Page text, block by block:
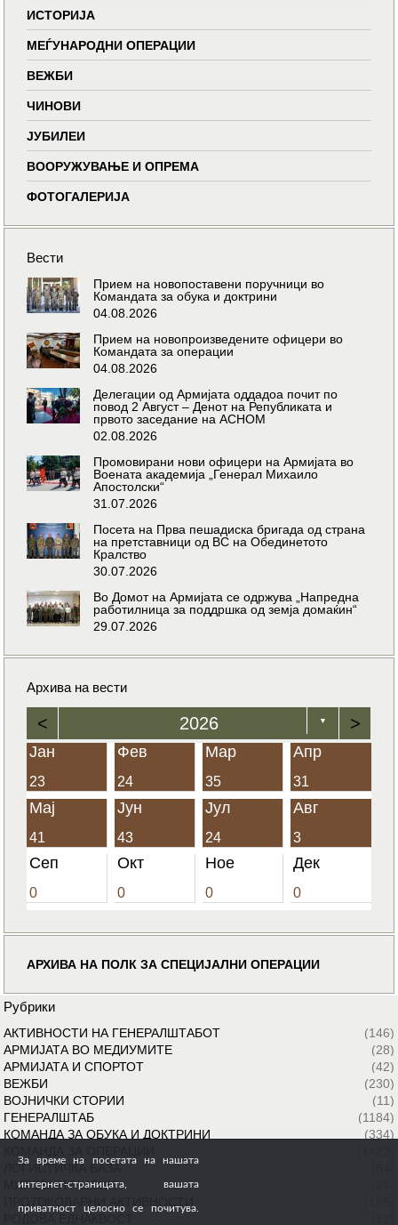
ИСТОРИЈА
МЕЃУНАРОДНИ ОПЕРАЦИИ
ВЕЖБИ
ЧИНОВИ
ЈУБИЛЕИ
ВООРУЖУВАЊЕ И ОПРЕМА
ФОТОГАЛЕРИЈА
Вести
Прием на новопоставени поручници во
Командата за обука и доктрини
04.08.2026
Прием на новопроизведените офицери во
Командата за операции
04.08.2026
Делегации од Армијата оддадоа почит по
повод 2 Август – Денот на Републиката и
првото заседание на АСНОМ
02.08.2026
Промовирани нови офицери на Армијата во
Воената академија „Генерал Михаило
Апостолски“
31.07.2026
Посета на Прва пешадиска бригада од страна
на претставници од ВС на Обединетото
Кралство
30.07.2026
Во Домот на Армијата се одржува „Напредна
работилница за поддршка од земја домаќин“
29.07.2026
Архива на вести
< 2026 ▼ >
Јан
23
Фев
24
Мар
35
Апр
31
Мај
41
Јун
43
Јул
24
Авг
3
Сеп
0
Окт
0
Ное
0
Дек
0
АРХИВА НА ПОЛК ЗА СПЕЦИЈАЛНИ ОПЕРАЦИИ
Рубрики
АКТИВНОСТИ НА ГЕНЕРАЛШТАБОТ
(146)
АРМИЈАТА ВО МЕДИУМИТЕ
(28)
АРМИЈАТА И СПОРТОТ
(42)
ВЕЖБИ
(230)
ВОЈНИЧКИ СТОРИИ
(11)
ГЕНЕРАЛШТАБ
(1184)
КОМАНДА ЗА ОБУКА И ДОКТРИНИ
(334)
ЛОГИСТИЧКА БАЗА
МИРОВНИ МИСИИ
За време на посетата на нашата
интернет-страницата, вашата
приватност целосно се почитува.